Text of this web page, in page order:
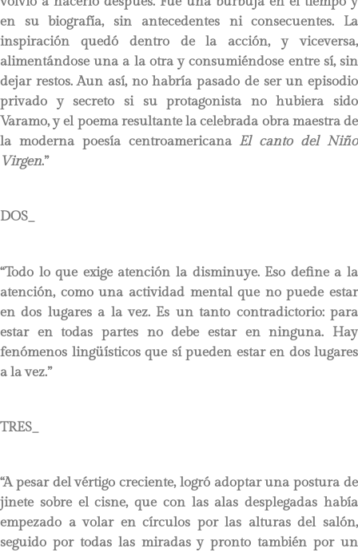
en su biografía, sin antecedentes ni consecuentes. La
inspiración quedó dentro de la acción, y viceversa,
alimentándose una a la otra y consumiéndose entre sí, sin
dejar restos. Aun así, no habría pasado de ser un episodio
privado y secreto si su protagonista no hubiera sido
Varamo, y el poema resultante la celebrada obra maestra de
la moderna poesía centroamericana El canto del Niño
Virgen.”
DOS_
“Todo lo que exige atención la disminuye. Eso define a la
atención, como una actividad mental que no puede estar
en dos lugares a la vez. Es un tanto contradictorio: para
estar en todas partes no debe estar en ninguna. Hay
fenómenos lingüísticos que sí pueden estar en dos lugares
a la vez.”
TRES_
“A pesar del vértigo creciente, logró adoptar una postura de
jinete sobre el cisne, que con las alas desplegadas había
empezado a volar en círculos por las alturas del salón,
seguido por todas las miradas y pronto también por un